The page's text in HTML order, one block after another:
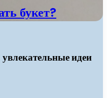
букет?
идеи